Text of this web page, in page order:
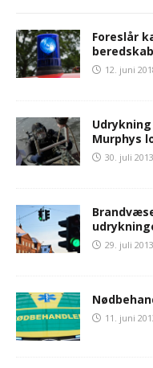
Foreslår
12. juni
Murphys
30. juli 2013
29. juli 2013
11. juni